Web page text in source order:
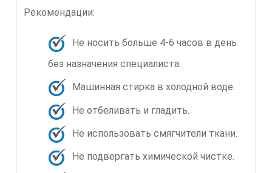
Рекомендации:
Не носить больше 4-6 часов в день
без назначения специалиста.
Машинная стирка в холодной воде.
Не отбеливать и гладить.
Не использовать смягчители ткани.
Не подвергать химической чистке.